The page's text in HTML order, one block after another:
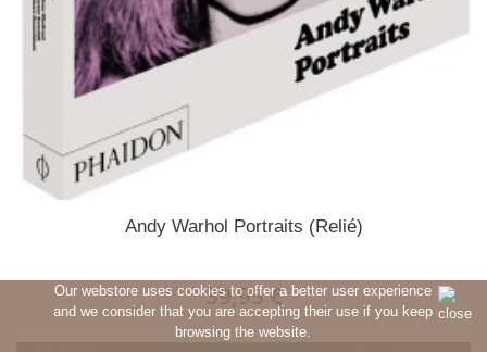
Our webstore uses cookies to offer a better user experience
and we consider that you are accepting their use if you keep
browsing the website.
Andy Warhol Portraits (Relié)
39,95 €